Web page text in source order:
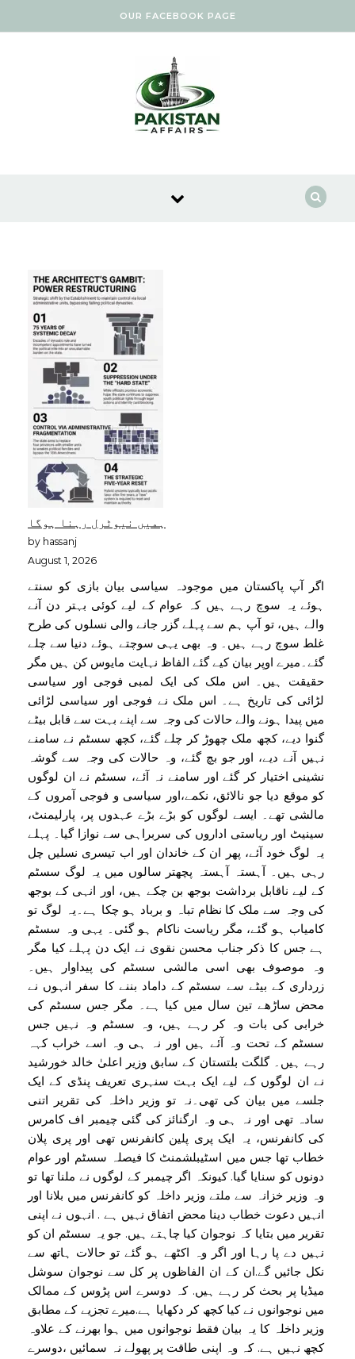
OUR FACEBOOK PAGE
ہمیں نیوٹرل رہنا ہوگا
by hassanj
August 1, 2026
اگر آپ پاکستان میں موجودہ سیاسی بیان بازی کو سنتے
ہوئے یہ سوچ رہے ہیں کہ عوام کے لیے کوئی بہتر دن آنے
والے ہیں، تو آپ ہم سے پہلے گزر جانے والی نسلوں کی طرح
غلط سوچ رہے ہیں۔ وہ بھی یہی سوچتے ہوئے دنیا سے چلے
گئے۔میرے اوپر بیان کیے گئے الفاظ نہایت مایوس کن ہیں مگر
حقیقت ہیں۔ اس ملک کی ایک لمبی فوجی اور سیاسی
لڑائی کی تاریخ ہے۔ اس ملک نے فوجی اور سیاسی لڑائی
میں پیدا ہونے والے حالات کی وجہ سے اپنے بہت سے قابل بیٹے
گنوا دیے، کچھ ملک چھوڑ کر چلے گئے، کچھ سسٹم نے سامنے
نہیں آنے دیے، اور جو بچ گئے، وہ حالات کی وجہ سے گوشہ
نشینی اختیار کر گئے اور سامنے نہ آئے، سسٹم نے ان لوگوں
کو موقع دیا جو نالائق، نکمے،اور سیاسی و فوجی آمروں کے
مالشی تھے۔ ایسے لوگوں کو بڑے بڑے عہدوں پر، پارلیمنٹ،
سینیٹ اور ریاستی اداروں کی سربراہی سے نوازا گیا۔ پہلے
یہ لوگ خود آئے، پھر ان کے خاندان اور اب تیسری نسلیں چل
رہی ہیں۔ آہستہ آہستہ پچھتر سالوں میں یہ لوگ سسٹم
کے لیے ناقابل برداشت بوجھ بن چکے ہیں، اور انہی کے بوجھ
کی وجہ سے ملک کا نظام تباہ و برباد ہو چکا ہے۔یہ لوگ تو
کامیاب ہو گئے، مگر ریاست ناکام ہو گئی۔ یہی وہ سسٹم
ہے جس کا ذکر جناب محسن نقوی نے ایک دن پہلے کیا مگر
وہ موصوف بھی اسی مالشی سسٹم کی پیداوار ہیں۔
زرداری کے بیٹے سے سسٹم کے داماد بننے کا سفر انہوں نے
محض ساڑھے تین سال میں کیا ہے۔ مگر جس سسٹم کی
خرابی کی بات وہ کر رہے ہیں، وہ سسٹم وہ نہیں جس
سسٹم کے تحت وہ آئے ہیں اور نہ ہی وہ اسے خراب کہہ
رہے ہیں۔ گلگت بلتستان کے سابق وزیر اعلیٰ خالد خورشید
نے ان لوگوں کے لیے ایک بہت سنہری تعریف پنڈی کے ایک
جلسے میں بیان کی تھی۔نہ تو وزیر داخلہ کی تقریر اتنی
سادہ تھی اور نہ ہی وہ ارگنائز کی گئی چیمبر اف کامرس
کی کانفرنس، یہ ایک پری پلین کانفرنس تھی اور پری پلان
خطاب تھا جس میں اسٹیبلشمنٹ کا فیصلہ سسٹم اور عوام
دونوں کو سنایا گیا. کیونکہ اگر چیمبر کے لوگوں نے ملنا تھا تو
وہ وزیر خزانہ سے ملتے وزیر داخلہ کو کانفرنس میں بلانا اور
انہیں دعوت خطاب دینا محض اتفاق نہیں ہے . انہوں نے اپنی
تقریر میں بتایا کہ نوجوان کیا چاہتے ہیں. جو یہ سسٹم ان کو
نہیں دے پا رہا اور اگر وہ اکٹھے ہو گئے تو حالات ہاتھ سے
نکل جائیں گے.ان کے ان الفاظوں پر کل سے نوجوان سوشل
میڈیا پر بحث کر رہے ہیں. کہ دوسرے اس پڑوس کے ممالک
میں نوجوانوں نے کیا کچھ کر دکھایا ہے.میرے تجزیے کے مطابق
وزیر داخلہ کا یہ بیان فقط نوجوانوں میں ہوا بھرنے کے علاوہ
کچھ نہیں ہے. کہ وہ اپنی طاقت پر پھولے نہ سمائیں ،دوسرے